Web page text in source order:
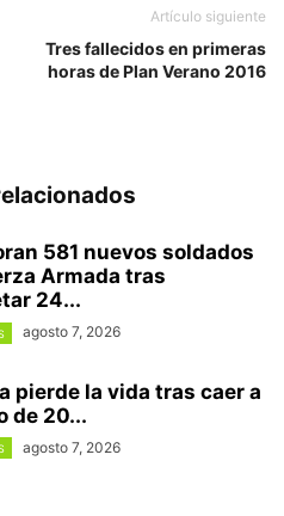
Artículo siguiente
Tres fallecidos en primeras
horas de Plan Verano 2016
581 nuevos soldados
Armada tras
24...
agosto 7, 2026
pierde la vida tras caer a
de 20...
agosto 7, 2026